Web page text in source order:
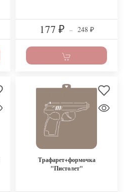
177 ₽ – 248 ₽
Трафарет+формочка
"Пистолет"